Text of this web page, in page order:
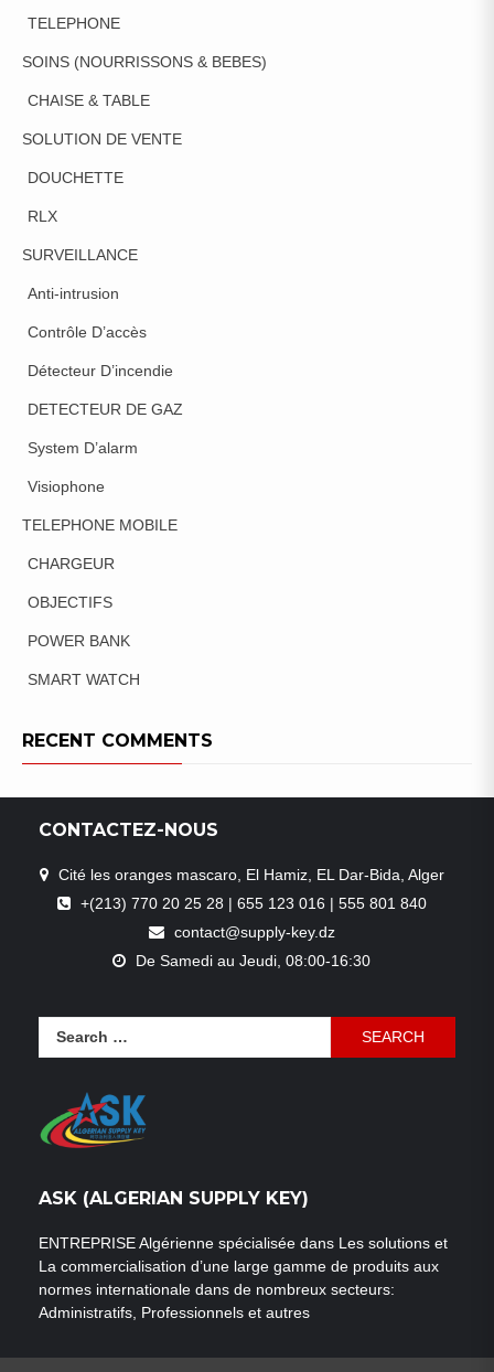
TELEPHONE
SOINS (NOURRISSONS & BEBES)
CHAISE & TABLE
SOLUTION DE VENTE
DOUCHETTE
RLX
SURVEILLANCE
Anti-intrusion
Contrôle D’accès
Détecteur D’incendie
DETECTEUR DE GAZ
System D’alarm
Visiophone
TELEPHONE MOBILE
CHARGEUR
OBJECTIFS
POWER BANK
SMART WATCH
RECENT COMMENTS
CONTACTEZ-NOUS
Cité les oranges mascaro, El Hamiz, EL Dar-Bida, Alger
+(213) 770 20 25 28 | 655 123 016 | 555 801 840
contact@supply-key.dz
De Samedi au Jeudi, 08:00-16:30
ASK (ALGERIAN SUPPLY KEY)
ENTREPRISE Algérienne spécialisée dans Les solutions et
La commercialisation d’une large gamme de produits aux
normes internationale dans de nombreux secteurs:
Administratifs, Professionnels et autres